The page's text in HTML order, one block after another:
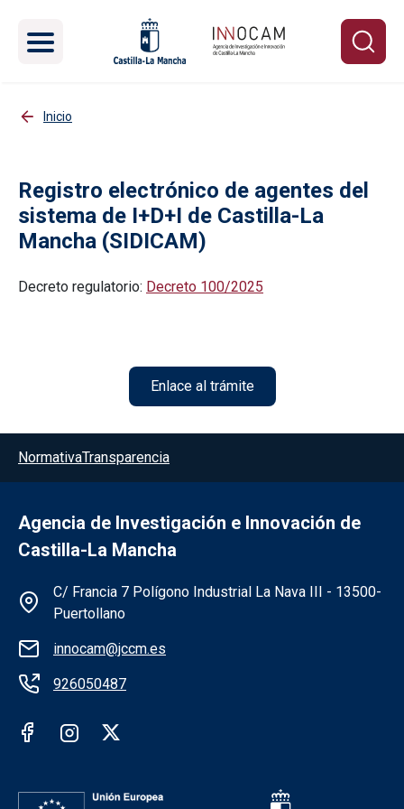
Inicio
Registro electrónico de agentes del
sistema de I+D+I de Castilla-La
Mancha (SIDICAM)
Decreto regulatorio: Decreto 100/2025
Enlace al trámite
Menú del pie
NormativaTransparencia
Agencia de Investigación e Innovación de
Castilla-La Mancha
Información de la institución
C/ Francia 7 Polígono Industrial La Nava III - 13500-
Puertollano
innocam@jccm.es
926050487
Redes sociales institución